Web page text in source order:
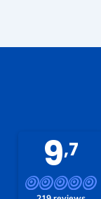
9,7